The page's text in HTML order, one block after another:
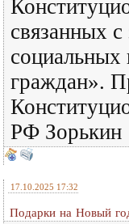
связанных
социальных
граждан».
РФ Зорькин
17.10.2025 17:32
Подарки на Новый